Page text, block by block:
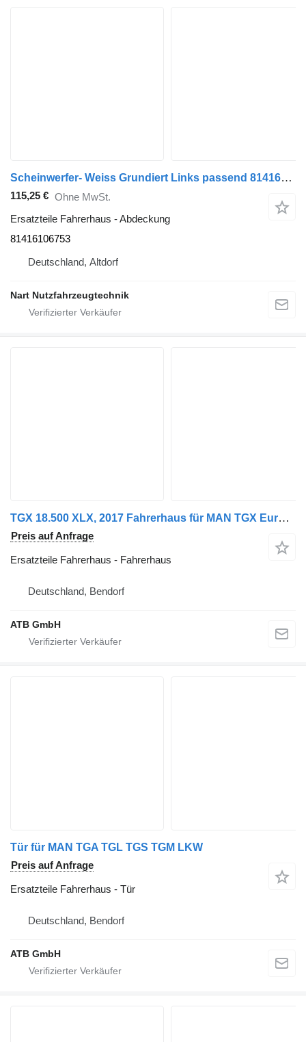
Scheinwerfer- Weiss Grundiert Links passend 81416106753 Abdeckung für MAN TGX LKW
115,25 € Ohne MwSt.
Ersatzteile Fahrerhaus - Abdeckung
81416106753
Deutschland, Altdorf
Nart Nutzfahrzeugtechnik
TGX 18.500 XLX, 2017 Fahrerhaus für MAN TGX Euro 6 LKW
Preis auf Anfrage
Ersatzteile Fahrerhaus - Fahrerhaus
Deutschland, Bendorf
ATB GmbH
Tür für MAN TGA TGL TGS TGM LKW
Preis auf Anfrage
Ersatzteile Fahrerhaus - Tür
Deutschland, Bendorf
ATB GmbH